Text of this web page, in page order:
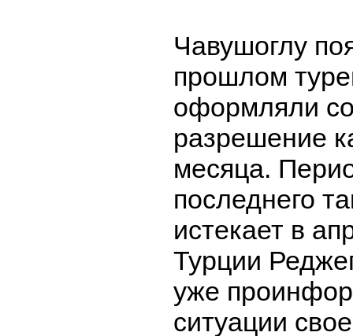
Чавушоглу
прошлом
оформляли
разрешение
месяца.
последнего
истекает в
Турции
уже
ситуации